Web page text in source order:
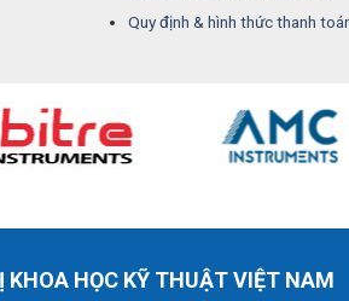
Quy định & hình thức thanh
HỌC KỸ THUẬT VIỆT NAM